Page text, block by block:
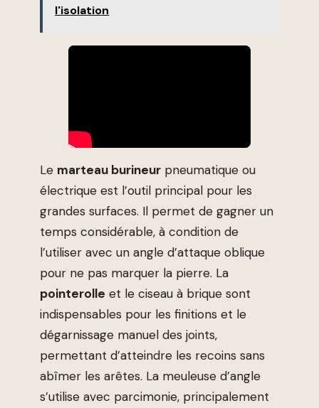
l'isolation
Le marteau burineur pneumatique ou
électrique est l’outil principal pour les
grandes surfaces. Il permet de gagner un
temps considérable, à condition de
l’utiliser avec un angle d’attaque oblique
pour ne pas marquer la pierre. La
pointerolle et le ciseau à brique sont
indispensables pour les finitions et le
dégarnissage manuel des joints,
permettant d’atteindre les recoins sans
abîmer les arêtes. La meuleuse d’angle
s’utilise avec parcimonie, principalement